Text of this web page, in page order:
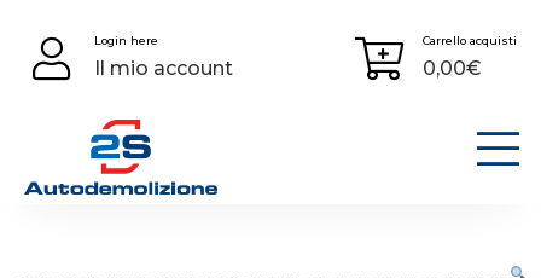
content
Login here
Il mio account
Carrello acquisti
0,00€